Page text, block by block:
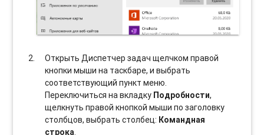
Открыть Диспетчер задач щелчком правой
кнопки мыши на таскбаре, и выбрать
соотвeтствующий пункт меню.
Переключиться на вкладку Подробности,
щелкнуть правой кнопкой мыши по заголовку
столбцов, выбрать столбец: Командная
строка.